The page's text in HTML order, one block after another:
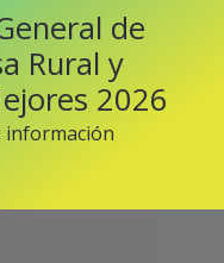
de
Rural y
2026
información